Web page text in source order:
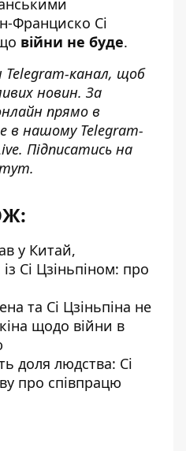
Франциско Сі
війни не буде.
Telegram-канал, щоб
новин. За
прямо в
в нашому Telegram-
. Підписатись на
.
у Китай,
Сі Цзіньпіном: про
та Сі Цзіньпіна не
щодо війни в
доля людства: Сі
про співпрацю